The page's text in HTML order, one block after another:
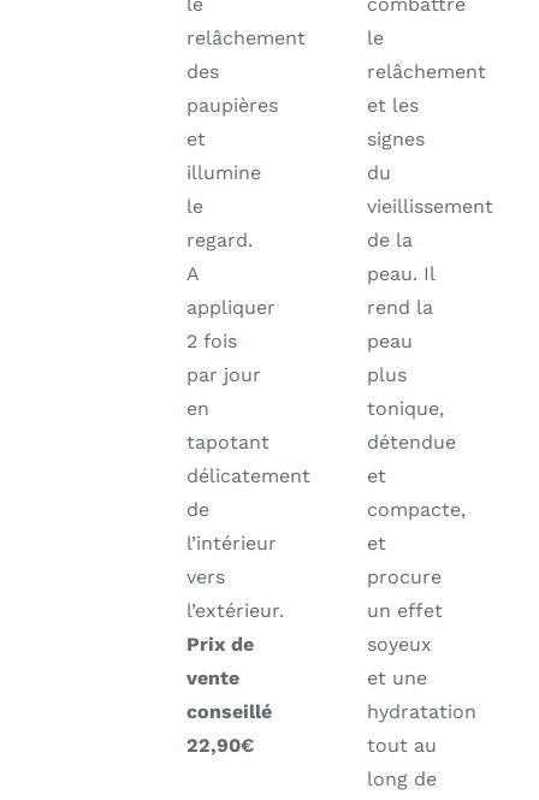
relâchement
des
paupières
et
illumine
le
regard.
A
appliquer
2 fois
par jour
en
tapotant
délicatement
de
l’intérieur
vers
l’extérieur.
Prix de
vente
conseillé
22,90€
le
relâchement
et les
signes
du
vieillissement
de la
peau. Il
rend la
peau
plus
tonique,
détendue
et
compacte,
et
procure
un effet
soyeux
et une
hydratation
tout au
long de